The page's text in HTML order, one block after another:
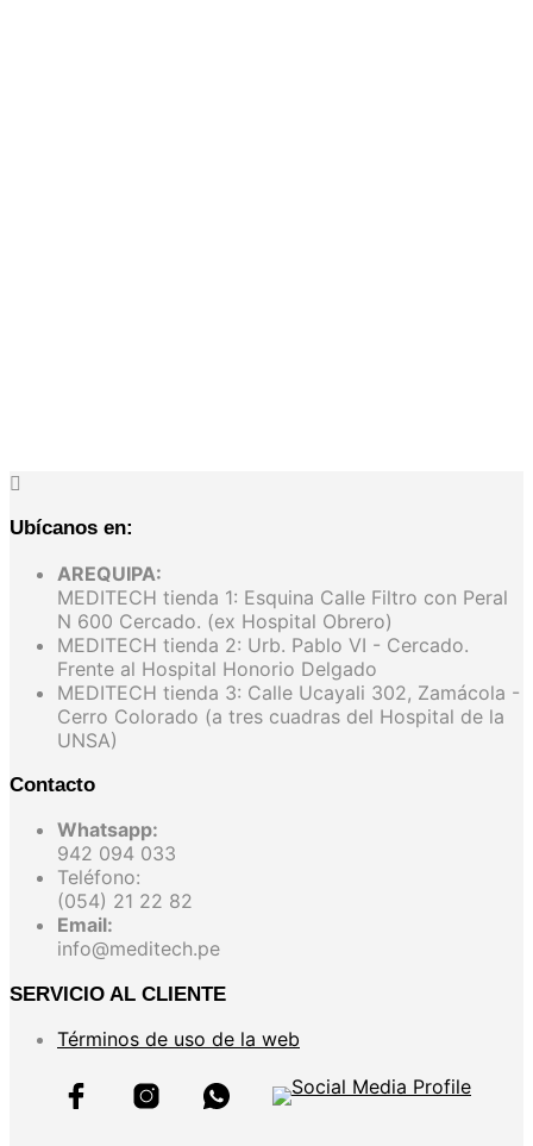
Ubícanos en:
AREQUIPA:
MEDITECH tienda 1: Esquina Calle Filtro con Peral
N 600 Cercado. (ex Hospital Obrero)
MEDITECH tienda 2: Urb. Pablo VI - Cercado.
Frente al Hospital Honorio Delgado
MEDITECH tienda 3: Calle Ucayali 302, Zamácola -
Cerro Colorado (a tres cuadras del Hospital de la
UNSA)
Contacto
Whatsapp:
942 094 033
Teléfono:
(054) 21 22 82
Email:
info@meditech.pe
SERVICIO AL CLIENTE
Términos de uso de la web